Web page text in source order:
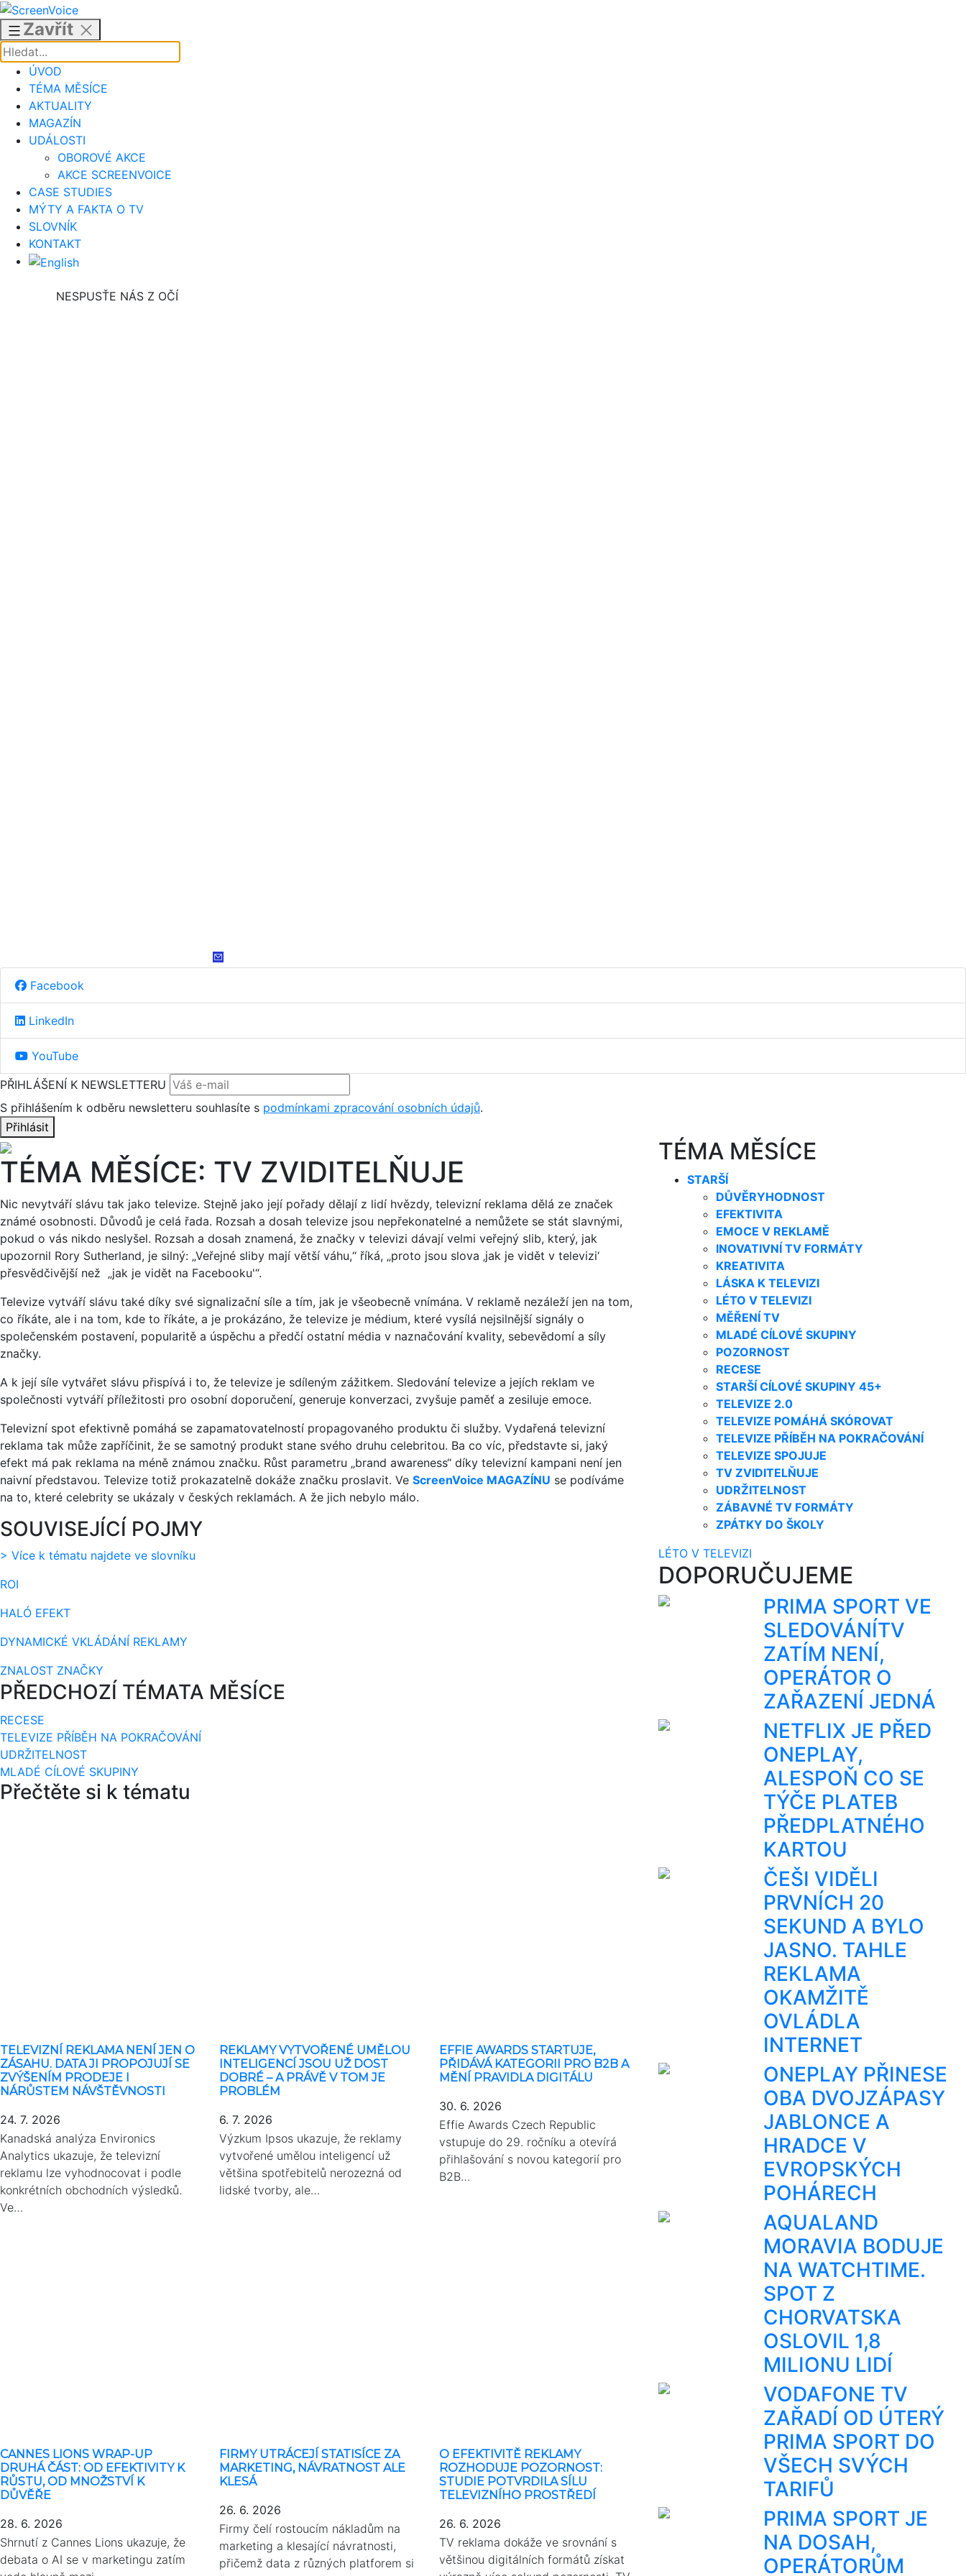
Přejít
obsahu
Zavřít
ÚVOD
TÉMA MĚSÍCE
AKTUALITY
MAGAZÍN
UDÁLOSTI
OBOROVÉ AKCE
AKCE SCREENVOICE
CASE STUDIES
MÝTY A FAKTA O TV
SLOVNÍK
KONTAKT
NESPUSŤE NÁS Z OČÍ
Facebook
LinkedIn
YouTube
PŘIHLÁŠENÍ K NEWSLETTERU
S přihlášením k odběru newsletteru souhlasíte s podmínkami zpracování osobních údajů.
Přihlásit
TÉMA MĚSÍCE: TV ZVIDITELŇUJE
Nic nevytváří slávu tak jako televize. Stejně jako její pořady dělají z lidí hvězdy, televizní reklama dělá ze značek
známé osobnosti. Důvodů je celá řada. Rozsah a dosah televize jsou nepřekonatelné a nemůžete se stát slavnými,
pokud o vás nikdo neslyšel. Rozsah a dosah znamená, že značky v televizi dávají velmi veřejný slib, který, jak
upozornil Rory Sutherland, je silný: „Veřejné sliby mají větší váhu,“ říká, „proto jsou slova ‚jak je vidět v televizi‘
přesvědčivější než „jak je vidět na Facebooku'“.
Televize vytváří slávu také díky své signalizační síle a tím, jak je všeobecně vnímána. V reklamě nezáleží jen na tom,
co říkáte, ale i na tom, kde to říkáte, a je prokázáno, že televize je médium, které vysílá nejsilnější signály o
společenském postavení, popularitě a úspěchu a předčí ostatní média v naznačování kvality, sebevědomí a síly
značky.
A k její síle vytvářet slávu přispívá i to, že televize je sdíleným zážitkem. Sledování televize a jejích reklam ve
společnosti vytváří příležitosti pro osobní doporučení, generuje konverzaci, zvyšuje paměť a zesiluje emoce.
Televizní spot efektivně pomáhá se zapamatovatelností propagovaného produktu či služby. Vydařená televizní
reklama tak může zapříčinit, že se samotný produkt stane svého druhu celebritou. Ba co víc, představte si, jaký
efekt má pak reklama na méně známou značku. Růst parametru „brand awareness“ díky televizní kampani není jen
naivní představou. Televize totiž prokazatelně dokáže značku proslavit. Ve ScreenVoice MAGAZÍNU se podíváme
na to, které celebrity se ukázaly v českých reklamách. A že jich nebylo málo.
SOUVISEJÍCÍ POJMY
> Více k tématu najdete ve slovníku
ROI
HALÓ EFEKT
DYNAMICKÉ VKLÁDÁNÍ REKLAMY
ZNALOST ZNAČKY
PŘEDCHOZÍ TÉMATA MĚSÍCE
RECESE
TELEVIZE PŘÍBĚH NA POKRAČOVÁNÍ
UDRŽITELNOST
MLADÉ CÍLOVÉ SKUPINY
Přečtěte si k tématu
TELEVIZNÍ REKLAMA NENÍ JEN O
ZÁSAHU. DATA JI PROPOJUJÍ SE
ZVÝŠENÍM PRODEJE I
NÁRŮSTEM NÁVŠTĚVNOSTI
24. 7. 2026
Kanadská analýza Environics
Analytics ukazuje, že televizní
reklamu lze vyhodnocovat i podle
konkrétních obchodních výsledků.
Ve…
REKLAMY VYTVOŘENÉ UMĚLOU
INTELIGENCÍ JSOU UŽ DOST
DOBRÉ – A PRÁVĚ V TOM JE
PROBLÉM
6. 7. 2026
Výzkum Ipsos ukazuje, že reklamy
vytvořené umělou inteligencí už
většina spotřebitelů nerozezná od
lidské tvorby, ale…
EFFIE AWARDS STARTUJE,
PŘIDÁVÁ KATEGORII PRO B2B A
MĚNÍ PRAVIDLA DIGITÁLU
30. 6. 2026
Effie Awards Czech Republic
vstupuje do 29. ročníku a otevírá
přihlašování s novou kategorií pro
B2B…
CANNES LIONS WRAP-UP
DRUHÁ ČÁST: OD EFEKTIVITY K
RŮSTU, OD MNOŽSTVÍ K
DŮVĚŘE
28. 6. 2026
Shrnutí z Cannes Lions ukazuje, že
debata o AI se v marketingu zatím
FIRMY UTRÁCEJÍ STATISÍCE ZA
MARKETING, NÁVRATNOST ALE
KLESÁ
26. 6. 2026
Firmy čelí rostoucím nákladům na
marketing a klesající návratnosti,
přičemž data z různých platforem si
O EFEKTIVITĚ REKLAMY
ROZHODUJE POZORNOST:
STUDIE POTVRDILA SÍLU
TELEVIZNÍHO PROSTŘEDÍ
26. 6. 2026
TV reklama dokáže ve srovnání s
většinou digitálních formátů získat
TÉMA MĚSÍCE
STARŠÍ
DŮVĚRYHODNOST
EFEKTIVITA
EMOCE V REKLAMĚ
INOVATIVNÍ TV FORMÁTY
KREATIVITA
LÁSKA K TELEVIZI
LÉTO V TELEVIZI
MĚŘENÍ TV
MLADÉ CÍLOVÉ SKUPINY
POZORNOST
RECESE
STARŠÍ CÍLOVÉ SKUPINY 45+
TELEVIZE 2.0
TELEVIZE POMÁHÁ SKÓROVAT
TELEVIZE PŘÍBĚH NA POKRAČOVÁNÍ
TELEVIZE SPOJUJE
TV ZVIDITELŇUJE
UDRŽITELNOST
ZÁBAVNÉ TV FORMÁTY
ZPÁTKY DO ŠKOLY
LÉTO V TELEVIZI
DOPORUČUJEME
PRIMA SPORT VE
SLEDOVÁNÍTV
ZATÍM NENÍ,
OPERÁTOR O
ZAŘAZENÍ JEDNÁ
NETFLIX JE PŘED
ONEPLAY,
ALESPOŇ CO SE
TÝČE PLATEB
PŘEDPLATNÉHO
KARTOU
ČEŠI VIDĚLI
PRVNÍCH 20
SEKUND A BYLO
JASNO. TAHLE
REKLAMA
OKAMŽITĚ
OVLÁDLA
INTERNET
ONEPLAY PŘINESE
OBA DVOJZÁPASY
JABLONCE A
HRADCE V
EVROPSKÝCH
POHÁRECH
AQUALAND
MORAVIA BODUJE
NA WATCHTIME.
SPOT Z
CHORVATSKA
OSLOVIL 1,8
MILIONU LIDÍ
VODAFONE TV
ZAŘADÍ OD ÚTERÝ
PRIMA SPORT DO
VŠECH SVÝCH
TARIFŮ
PRIMA SPORT JE
NA DOSAH,
OPERÁTORŮM